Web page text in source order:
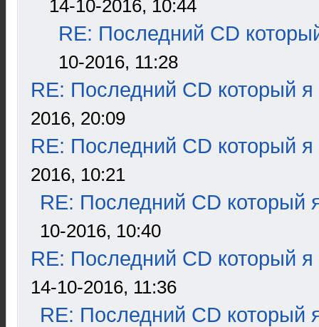
14-10-2016, 10:44
RE: Последний CD
10-2016, 11:28
RE: Последний CD который я
2016, 20:09
RE: Последний CD который я
2016, 10:21
RE: Последний CD который
10-2016, 10:40
RE: Последний CD который я
14-10-2016, 11:36
RE: Последний CD который